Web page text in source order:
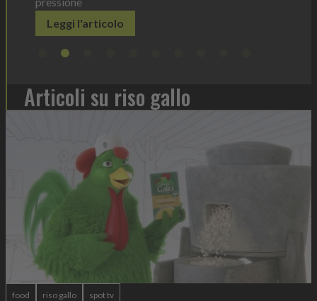
Articoli su riso gallo
food riso gallo spot tv